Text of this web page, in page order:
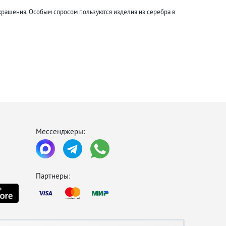
Особым спросом пользуются изделия из серебра в
Мессенджеры:
Партнеры: